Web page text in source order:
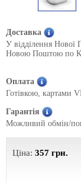
Доставка
У відділення Нової
Новою Поштою по
Оплата
Готівкою, картами
Гарантія
Можливий обмін/
Ціна: 357 грн.